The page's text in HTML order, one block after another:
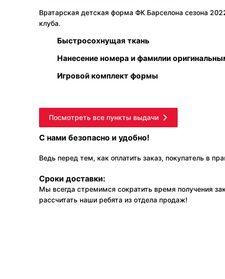
Вратарская детская форма ФК Барселона сезона
клуба.
Быстросохнущая ткань
Нанесение номера и фамилии
Игровой комплект формы
Посмотреть все пункты выдачи
С нами безопасно и удобно!
Ведь перед тем, как оплатить заказ, покупатель в
Сроки доставки:
Мы всегда стремимся сократить время получения
рассчитать наши ребята из отдела продаж!